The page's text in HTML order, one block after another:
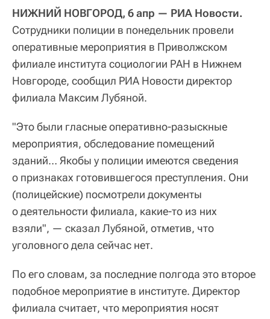
НИЖНИЙ НОВГОРОД, 6 апр — РИА Новости.
Сотрудники полиции в понедельник провели
оперативные мероприятия в Приволжском
филиале института социологии РАН в Нижнем
Новгороде, сообщил РИА Новости директор
филиала Максим Лубяной.
"Это были гласные оперативно-разыскные
мероприятия, обследование помещений
зданий… Якобы у полиции имеются сведения
о признаках готовившегося преступления. Они
(полицейские) посмотрели документы
о деятельности филиала, какие-то из них
взяли", — сказал Лубяной, отметив, что
уголовного дела сейчас нет.
По его словам, за последние полгода это второе
подобное мероприятие в институте. Директор
филиала считает, что мероприятия носят